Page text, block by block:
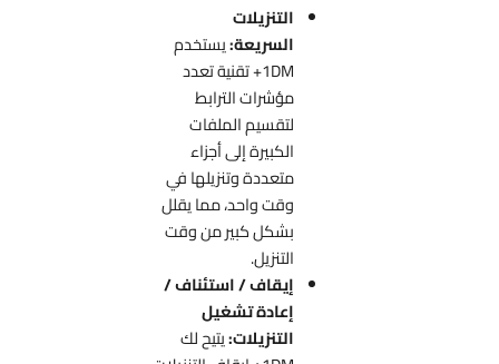
التنزيلات
السريعة:يستخدم
1DM+ تقنية تعدد
مؤشرات الترابط
لتقسيم الملفات
الكبيرة إلى أجزاء
متعددة وتنزيلها في
وقت واحد، مما يقلل
بشكل كبير من وقت
التنزيل.
إيقاف / استئناف /
إعادة تشغيل
التنزيلات:يتيح لك